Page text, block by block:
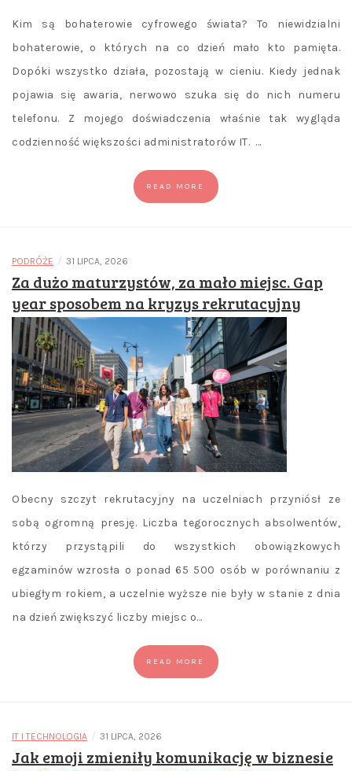
Kim są bohaterowie cyfrowego świata? To niewidzialni
bohaterowie, o których na co dzień mało kto pamięta.
Dopóki wszystko działa, pozostają w cieniu. Kiedy jednak
pojawia się awaria, nerwowo szuka się do nich numeru
telefonu. Z mojego doświadczenia właśnie tak wygląda
codzienność większości administratorów IT. …
READ MORE
PODRÓŻE / 31 LIPCA, 2026
Za dużo maturzystów, za mało miejsc. Gap
year sposobem na kryzys rekrutacyjny
Obecny szczyt rekrutacyjny na uczelniach przyniósł ze
sobą ogromną presję. Liczba tegorocznych absolwentów,
którzy przystąpili do wszystkich obowiązkowych
egzaminów wzrosła o ponad 65 500 osób w porównaniu z
ubiegłym rokiem, a uczelnie wyższe nie były w stanie z dnia
na dzień zwiększyć liczby miejsc o…
READ MORE
IT I TECHNOLOGIA / 31 LIPCA, 2026
Jak emoji zmieniły komunikację w biznesie